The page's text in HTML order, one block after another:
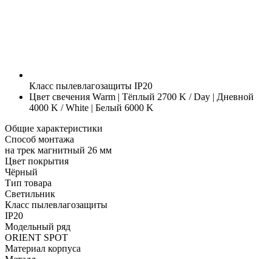
Класс пылевлагозащиты IP20
Цвет свечения Warm | Тёплый 2700 K / Day | Дневной
4000 K / White | Белый 6000 K
Общие характеристики
Способ монтажа
на трек магнитный 26 мм
Цвет покрытия
Чёрный
Тип товара
Светильник
Класс пылевлагозащиты
IP20
Модельный ряд
ORIENT SPOT
Материал корпуса